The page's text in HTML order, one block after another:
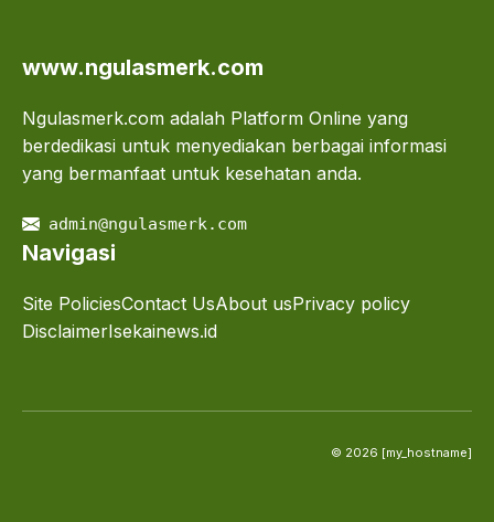
www.ngulasmerk.com
Ngulasmerk.com adalah Platform Online yang
berdedikasi untuk menyediakan berbagai informasi
yang bermanfaat untuk kesehatan anda.
admin@ngulasmerk.com
Navigasi
Site PoliciesContact UsAbout usPrivacy policy
DisclaimerIsekainews.id
© 2026 [my_hostname]